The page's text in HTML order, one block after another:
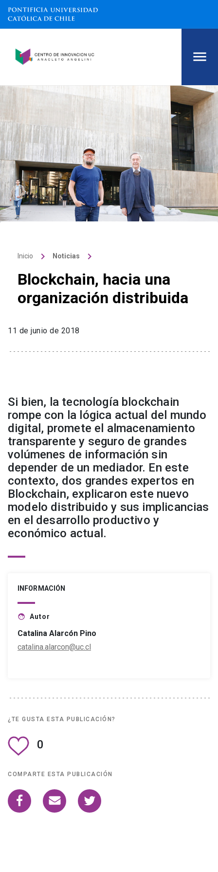
Inicio keyboard_arrow_right Noticias keyboard_arrow_right
Blockchain, hacia una
organización distribuida
11 de junio de 2018
Si bien, la tecnología blockchain
rompe con la lógica actual del mundo
digital, promete el almacenamiento
transparente y seguro de grandes
volúmenes de información sin
depender de un mediador. En este
contexto, dos grandes expertos en
Blockchain, explicaron este nuevo
modelo distribuido y sus implicancias
en el desarrollo productivo y
económico actual.
INFORMACIÓN
face Autor
Catalina Alarcón Pino
catalina.alarcon@uc.cl
¿TE GUSTA ESTA PUBLICACIÓN?
0
COMPARTE ESTA PUBLICACIÓN